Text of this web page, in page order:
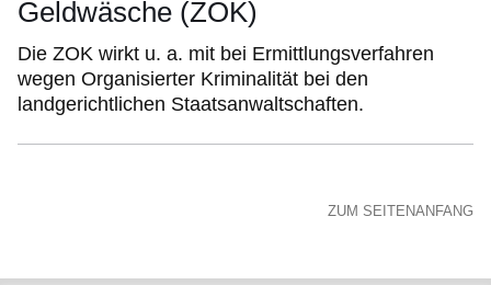
Geldwäsche (ZOK)
Die ZOK wirkt u. a. mit bei Ermittlungsverfahren
wegen Organisierter Kriminalität bei den
landgerichtlichen Staatsanwaltschaften.
ZUM SEITENANFANG